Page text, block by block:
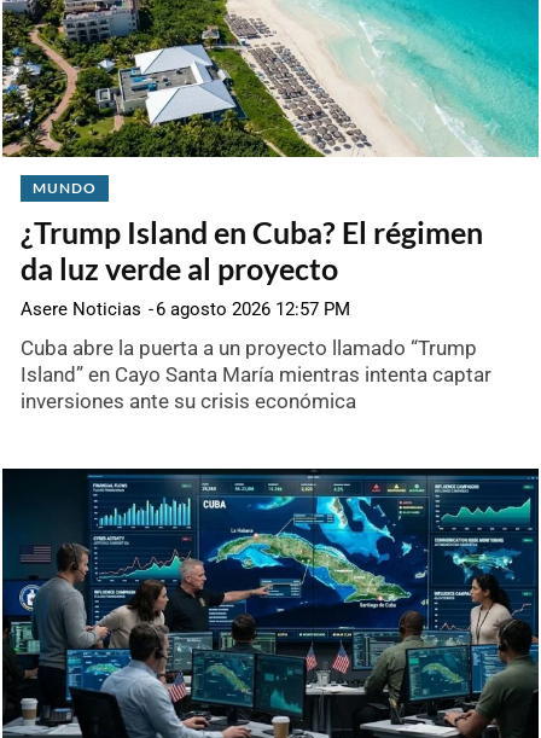
MUNDO
¿Trump Island en Cuba? El régimen
da luz verde al proyecto
Asere Noticias -6 agosto 2026 12:57 PM
Cuba abre la puerta a un proyecto llamado “Trump
Island” en Cayo Santa María mientras intenta captar
inversiones ante su crisis económica